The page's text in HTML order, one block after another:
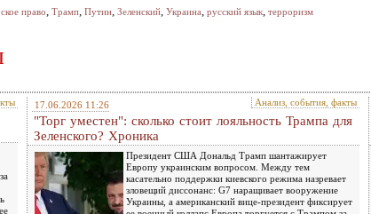
право, Трамп, Путин, Зеленский, Украина, русский язык, терроризм
17.06.2026 11:26 Анализ, события, факты
"Торг уместен": сколько стоит лояльность Трампа для
Зеленского? Хроника
Президент США Дональд Трамп шантажирует
Европу украинским вопросом. Между тем
касательно поддержки киевского режима назревает
зловещий диссонанс: G7 наращивает вооружение
Украины, а американский вице-президент фиксирует